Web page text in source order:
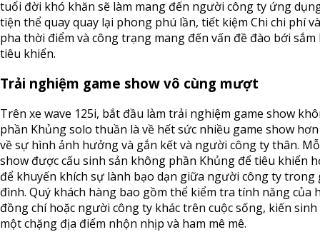
tuổi đời khó khăn sẽ làm mang đến người công ty ứng
tiện thể quay quay lại phong phú lần, tiết kiệm Chi chi phí
pha thời điểm và công trạng mang đến vấn đề đào bới sắm
tiêu khiển.
Trải nghiệm game show vô cùng mượt
Trên xe wave 125i, bắt đầu làm trải nghiệm game show
phần Khủng solo thuần là về hết sức nhiều game show
về sự hình ảnh hưởng và gắn kết và người công ty thân.
show được cấu sinh sản không phần Khủng để tiêu khiển
để khuyến khích sự lành bạo dạn giữa người công ty trong
đình. Quý khách hàng bao gồm thể kiểm tra tính năng của
đồng chí hoặc người công ty khác trên cuộc sống, kiến sinh
một chặng địa điểm nhộn nhịp và ham mê mê.